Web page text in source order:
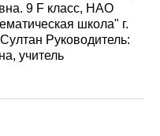
9 F класс, НАО
школа" г.
Руководитель:
учитель